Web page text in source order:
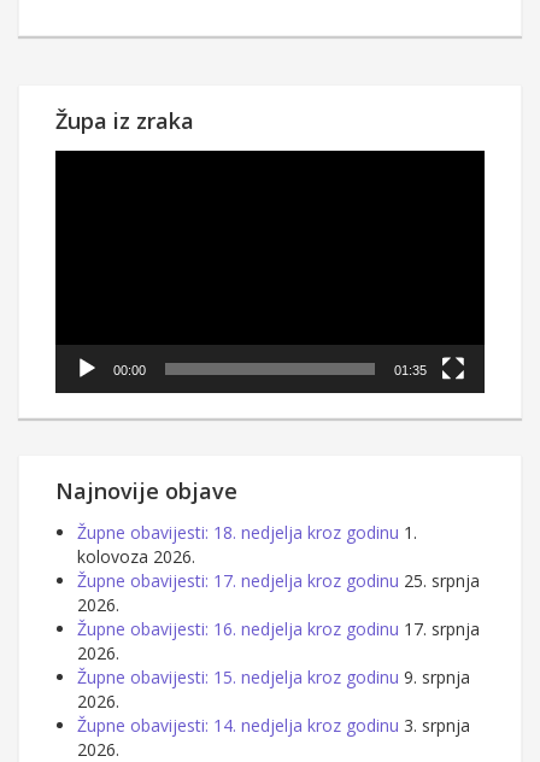
Župa iz zraka
00:00 01:35
Najnovije objave
Župne obavijesti: 18. nedjelja kroz godinu 1.
kolovoza 2026.
Župne obavijesti: 17. nedjelja kroz godinu 25. srpnja
2026.
Župne obavijesti: 16. nedjelja kroz godinu 17. srpnja
2026.
Župne obavijesti: 15. nedjelja kroz godinu 9. srpnja
2026.
Župne obavijesti: 14. nedjelja kroz godinu 3. srpnja
2026.